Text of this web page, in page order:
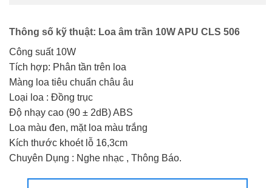
Thông số kỹ thuật: Loa âm trần 10W APU CLS 506
Công suất 10W
Tích hợp: Phân tần trên loa
Màng loa tiêu chuẩn châu âu
Loại loa : Đồng trục
Độ nhạy cao (90 ± 2dB) ABS
Loa màu đen, mặt loa màu trắng
Kích thước khoét lỗ 16,3cm
Chuyên Dụng : Nghe nhạc , Thông Báo.